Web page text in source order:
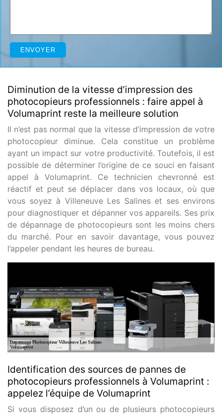
Diminution de la vitesse d’impression des
photocopieurs professionnels : faire appel à
Volumaprint reste la meilleure solution
Il n’est pas normal que la vitesse d’impression de votre
photocopieur diminue. Cela constitue un problème
ayant un impact sur votre productivité. Toutefois, il est
possible de déterminer l’origine de ce souci en faisant
appel à Volumaprint. Ce technicien chevronné est
réactif et peut se déplacer dans vos locaux, où que
vous soyez à Villeneuve Les Salines et ses environs
pour diagnostiquer et dépanner vos appareils. Ses prix
de dépannage de photocopieurs sont les moins chers
du marché. Pour en savoir davantage, vous pouvez
l’appeler pendant les heures de bureau.
Identification des sources de pannes de
photocopieurs professionnels à Volumaprint :
appelez l’équipe de Volumaprint
Si vous disposez d’un ou de plusieurs photocopieurs